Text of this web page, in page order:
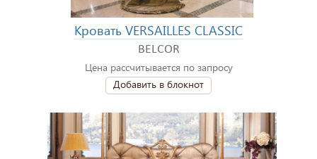
Кровать VERSAILLES CLASSIC
BELCOR
Цена рассчитывается по запросу
Добавить в блокнот